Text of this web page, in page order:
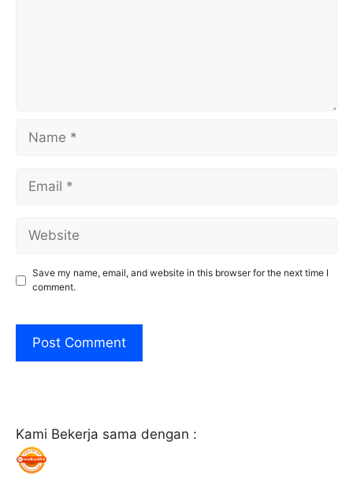
Name
Email
Website
Save my name, email, and website in this browser for the next time I
comment.
Kami Bekerja sama dengan :